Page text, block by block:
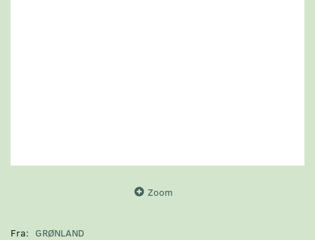
Zoom
Fra: GRØNLAND